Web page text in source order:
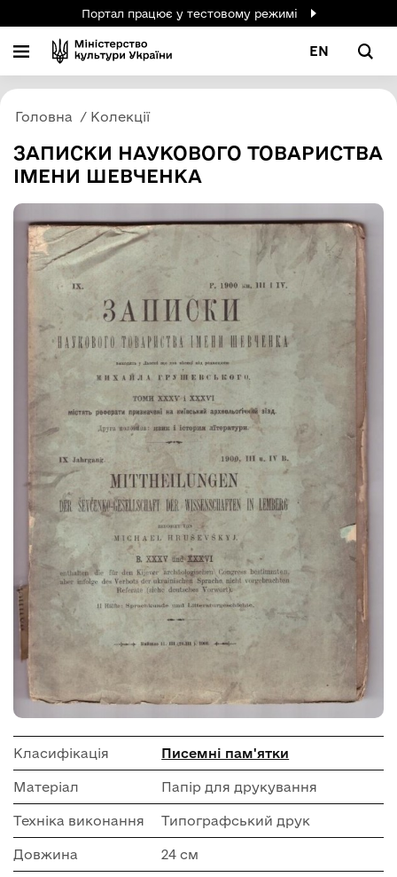
Портал працює у тестовому режимі
EN
Головна Колекції
ЗАПИСКИ НАУКОВОГО ТОВАРИСТВА
ІМЕНИ ШЕВЧЕНКА
Класифікація Писемні пам'ятки
Матеріал Папір для друкування
Техніка виконання Типографський друк
Довжина 24 см